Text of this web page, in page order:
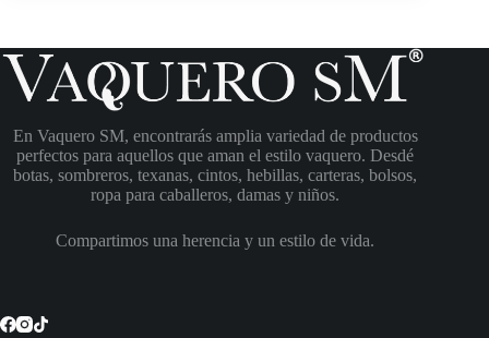
En Vaquero SM, encontrarás amplia variedad de productos
perfectos para aquellos que aman el estilo vaquero. Desdé
botas, sombreros, texanas, cintos, hebillas, carteras, bolsos,
ropa para caballeros, damas y niños.
Compartimos una herencia y un estilo de vida.